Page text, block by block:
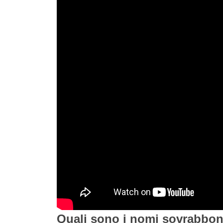
Quali sono i nomi